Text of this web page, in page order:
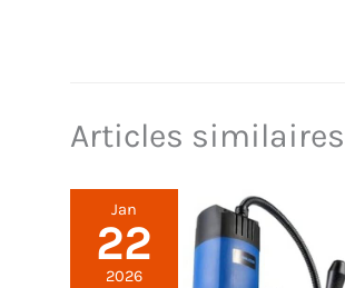
Articles similaires
Jan
22
2026